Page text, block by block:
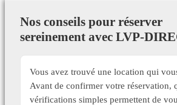
Nos conseils pour réserver
sereinement avec LVP-
Vous avez trouvé une location qui
Avant de confirmer votre réservation,
vérifications simples permettent de